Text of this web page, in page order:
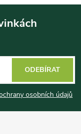
osobních údajů
ODEBÍRAT